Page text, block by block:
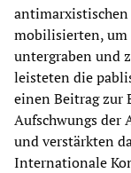
mobilisierten, um
untergraben und
leisteten die
einen Beitrag zur
Aufschwungs der
und verstärkten
Internationale